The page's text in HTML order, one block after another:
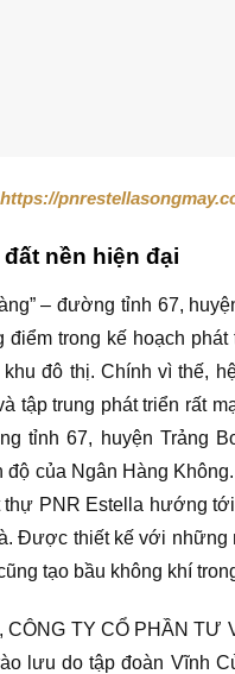
https://
nền hiện đại
– đường tỉnh 67,
trong kế hoạch
đô thị. Chính vì thế,
tập trung phát triển rất
tỉnh 67, huyện Trảng
của Ngân Hàng
PNR Estella hướng
Được thiết kế với
tạo bầu không khí
CÔNG TY CỔ PHẦN
lưu do tập đoàn Vĩnh